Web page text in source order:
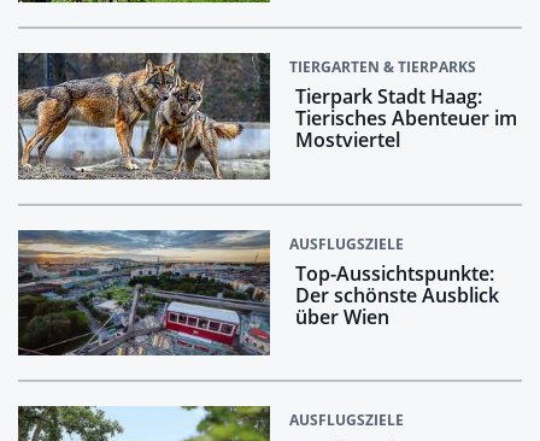
TIERGARTEN & TIERPARKS
Tierpark Stadt Haag:
Tierisches Abenteuer im
Mostviertel
AUSFLUGSZIELE
Top-Aussichtspunkte:
Der schönste Ausblick
über Wien
AUSFLUGSZIELE